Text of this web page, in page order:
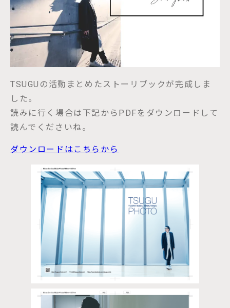
TSUGUの活動まとめたストーリブックが完成しま
した。
読みに行く場合は下記からPDFをダウンロードして
読んでくださいね。
ダウンロードはこちらから